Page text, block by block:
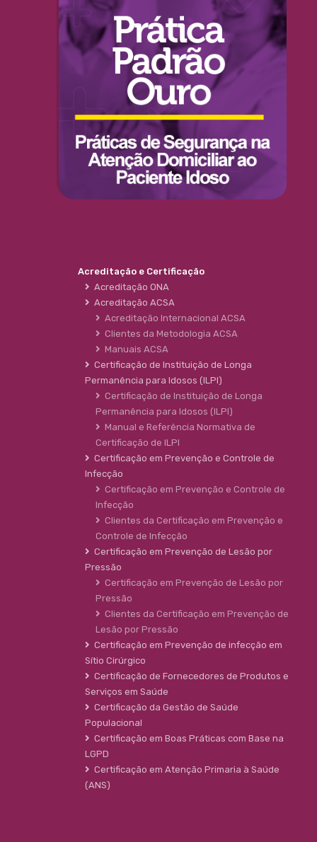
Acreditação e Certificação
Acreditação ONA
Acreditação ACSA
Acreditação Internacional ACSA
Clientes da Metodologia ACSA
Manuais ACSA
Certificação de Instituição de Longa
Permanência para Idosos (ILPI)
Certificação de Instituição de Longa
Permanência para Idosos (ILPI)
Manual e Referência Normativa de
Certificação de ILPI
Certificação em Prevenção e Controle de
Infecção
Certificação em Prevenção e Controle de
Infecção
Clientes da Certificação em Prevenção e
Controle de Infecção
Certificação em Prevenção de Lesão por
Pressão
Certificação em Prevenção de Lesão por
Pressão
Clientes da Certificação em Prevenção de
Lesão por Pressão
Certificação em Prevenção de infecção em
Sítio Cirúrgico
Certificação de Fornecedores de Produtos e
Serviços em Saúde
Certificação da Gestão de Saúde
Populacional
Certificação em Boas Práticas com Base na
LGPD
Certificação em Atenção Primaria à Saúde
(ANS)